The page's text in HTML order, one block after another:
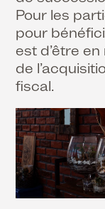
Pour les
pour
est d’être
de
fiscal.